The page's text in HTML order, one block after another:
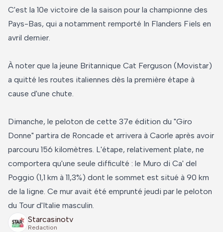
C'est la 10e victoire de la saison pour la championne des
Pays-Bas, qui a notamment remporté In Flanders Fiels en
avril dernier.
À noter que la jeune Britannique Cat Ferguson (Movistar)
a quitté les routes italiennes dès la première étape à
cause d'une chute.
Dimanche, le peloton de cette 37e édition du "Giro
Donne" partira de Roncade et arrivera à Caorle après avoir
parcouru 156 kilomètres. L'étape, relativement plate, ne
comportera qu'une seule difficulté : le Muro di Ca' del
Poggio (1,1 km à 11,3%) dont le sommet est situé à 90 km
de la ligne. Ce mur avait été emprunté jeudi par le peloton
du Tour d'Italie masculin.
Starcasinotv
Redaction